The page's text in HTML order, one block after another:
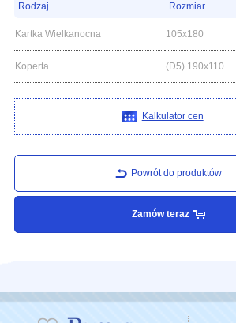
Rodzaj Rozmiar
Kartka Wielkanocna 105x180
Koperta (D5) 190x110
Kalkulator cen
Powrót do produktów
Zamów teraz